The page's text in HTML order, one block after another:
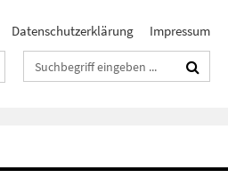
Datenschutzerklärung Impressum
Suchbegriffe